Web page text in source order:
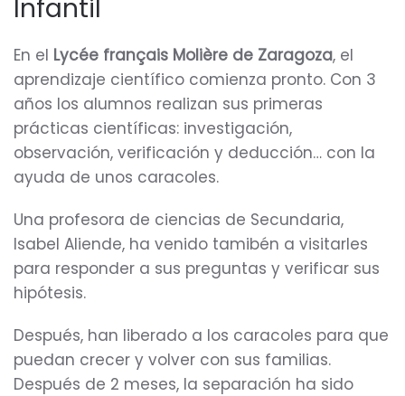
Infantil
En el Lycée français Molière de Zaragoza, el
aprendizaje científico comienza pronto. Con 3
años los alumnos realizan sus primeras
prácticas científicas: investigación,
observación, verificación y deducción… con la
ayuda de unos caracoles.
Una profesora de ciencias de Secundaria,
Isabel Aliende, ha venido tamibén a visitarles
para responder a sus preguntas y verificar sus
hipótesis.
Después, han liberado a los caracoles para que
puedan crecer y volver con sus familias.
Después de 2 meses, la separación ha sido